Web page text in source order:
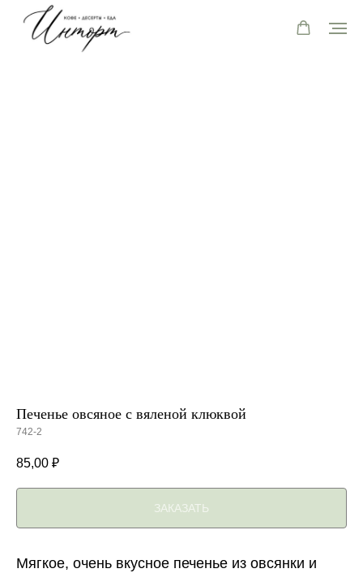
Печенье овсяное с вяленой клюквой
742-2
85,00 ₽
ЗАКАЗАТЬ
Мягкое, очень вкусное печенье из овсянки и